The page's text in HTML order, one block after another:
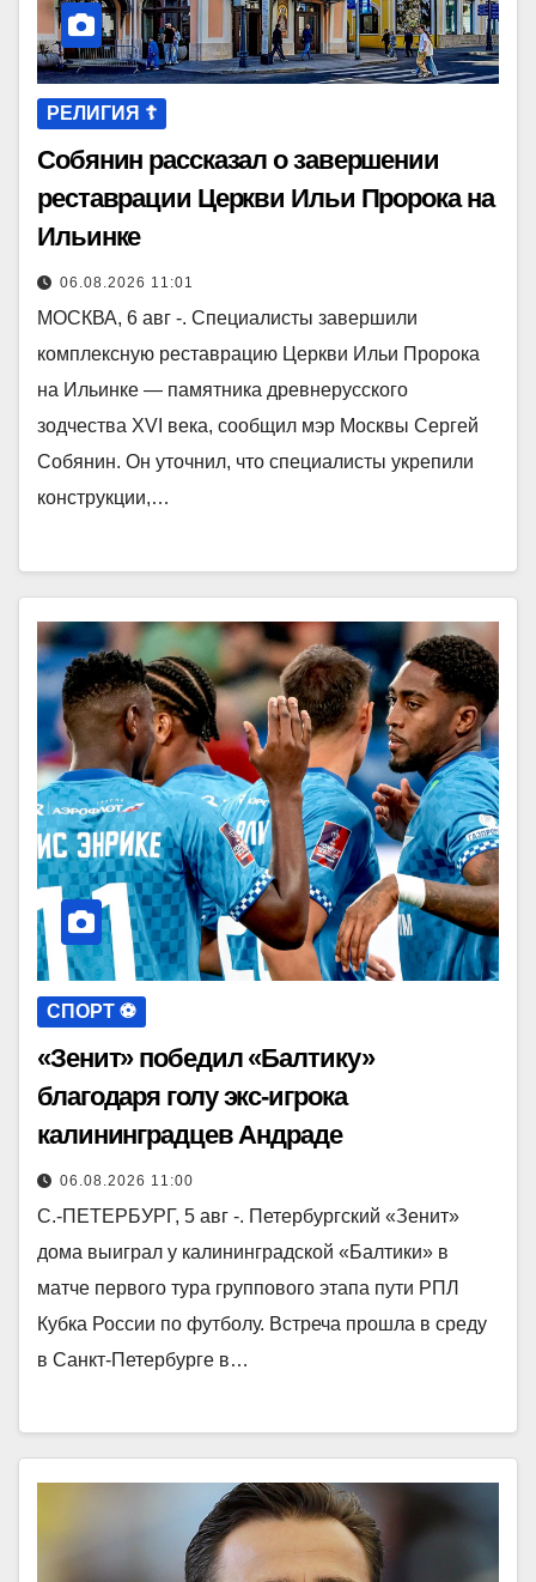
РЕЛИГИЯ ☦️
Собянин рассказал о завершении
реставрации Церкви Ильи Пророка на
Ильинке
06.08.2026 11:01
МОСКВА, 6 авг -. Специалисты завершили
комплексную реставрацию Церкви Ильи Пророка
на Ильинке — памятника древнерусского
зодчества XVI века, сообщил мэр Москвы Сергей
Собянин. Он уточнил, что специалисты укрепили
конструкции,…
СПОРТ ⚽️
«Зенит» победил «Балтику»
благодаря голу экс-игрока
калининградцев Андраде
06.08.2026 11:00
С.-ПЕТЕРБУРГ, 5 авг -. Петербургский «Зенит»
дома выиграл у калининградской «Балтики» в
матче первого тура группового этапа пути РПЛ
Кубка России по футболу. Встреча прошла в среду
в Санкт-Петербурге в…